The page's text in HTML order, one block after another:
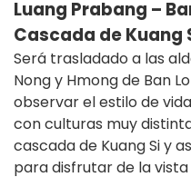
Luang Prabang –
Cascada de Kuang
Será trasladado a las
Nong y Hmong de Ban
observar el estilo de
con culturas muy
cascada de Kuang Si y
para disfrutar de la